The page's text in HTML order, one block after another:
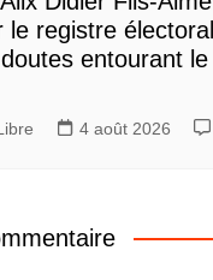
le registre électoral
entourant le
4 août 2026